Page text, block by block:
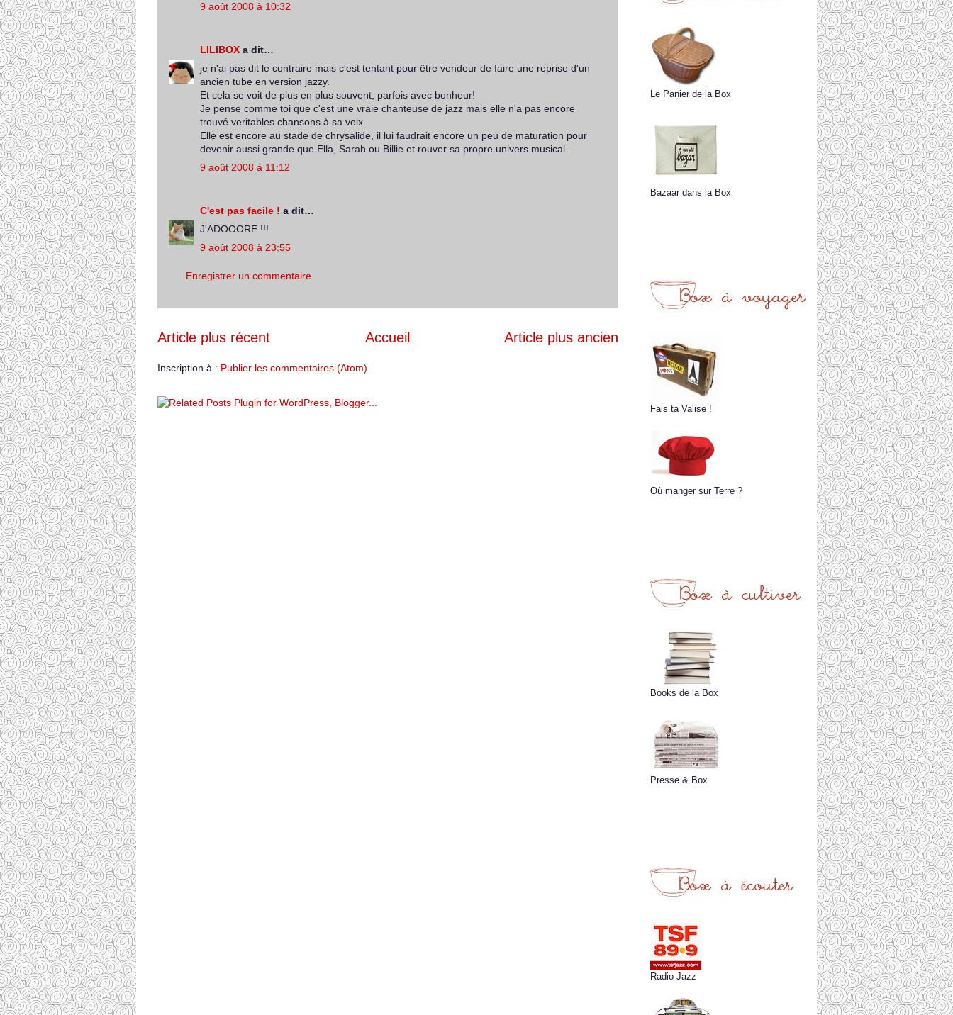
9 août 2008 à 10:32
LILIBOX a dit…
je n'ai pas dit le contraire mais c'est tentant pour être vendeur de faire une reprise d'un
ancien tube en version jazzy.
Et cela se voit de plus en plus souvent, parfois avec bonheur!
Je pense comme toi que c'est une vraie chanteuse de jazz mais elle n'a pas encore
trouvé veritables chansons à sa voix.
Elle est encore au stade de chrysalide, il lui faudrait encore un peu de maturation pour
devenir aussi grande que Ella, Sarah ou Billie et rouver sa propre univers musical .
9 août 2008 à 11:12
C'est pas facile ! a dit…
J'ADOOORE !!!
9 août 2008 à 23:55
Enregistrer un commentaire
Article plus récent Article plus ancien
Accueil
Inscription à : Publier les commentaires (Atom)
Le Panier de la Box
Bazaar dans la Box
Fais ta Valise !
Où manger sur Terre ?
Books de la Box
Presse & Box
Radio Jazz